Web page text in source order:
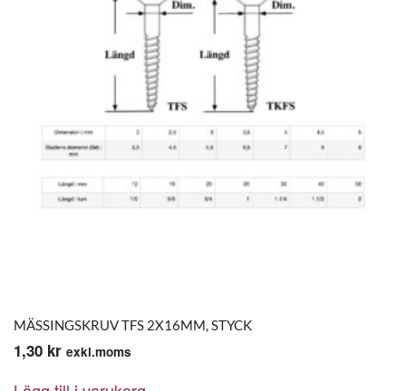
MÄSSINGSKRUV TFS 2X16MM, STYCK
1,30 kr exkl.moms